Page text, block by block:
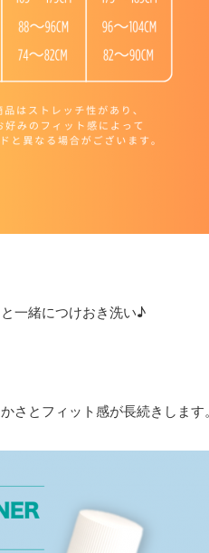
一緒につけおき洗い♪
とフィット感が長続きします。